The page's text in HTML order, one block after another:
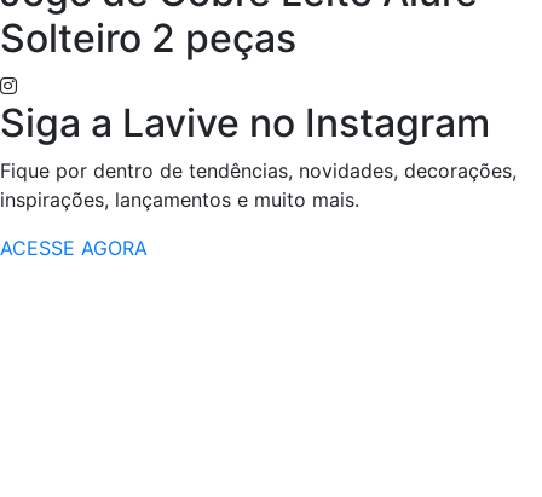
Solteiro 2 peças
Siga a Lavive no Instagram
Fique por dentro de tendências, novidades, decorações,
inspirações, lançamentos e muito mais.
ACESSE AGORA